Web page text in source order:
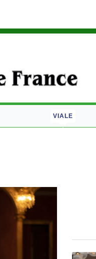
VIALE